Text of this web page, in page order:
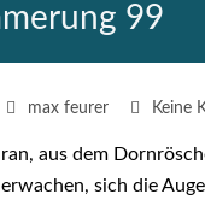
99
max feurer Keine
aus dem
sich die